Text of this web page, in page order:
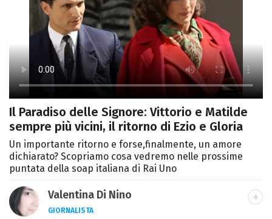
Il Paradiso delle Signore: Vittorio e Matilde
sempre più vicini, il ritorno di Ezio e Gloria
Un importante ritorno e forse,finalmente, un amore
dichiarato? Scopriamo cosa vedremo nelle prossime
puntata della soap italiana di Rai Uno
Valentina Di Nino
GIORNALISTA